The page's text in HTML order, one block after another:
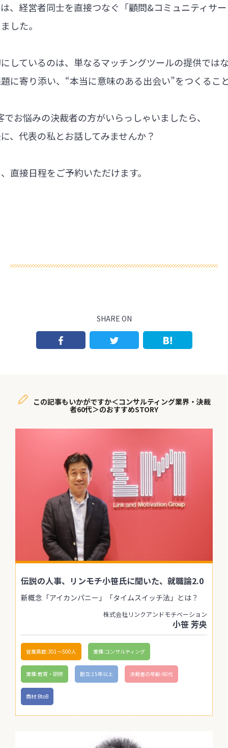
、経営者同士を直接つなぐ「顧問&コミュニティサ
した。
しているのは、単なるマッチングツールの提供では
に寄り添い、“本当に意味のある出会い”をつくるこ
お悩みの決裁者の方がいらっしゃいましたら、
、代表の私とお話してみませんか？
直接日程をご予約いただけます。
SHARE ON
この記事もいかがですか＜コンサルティング業界・決裁
者60代＞のおすすめSTORY
伝説の人事、リンモチ小笹氏に聞いた、就職論2.0
新概念「アイカンパニー」「タイムスイッチ法」とは？
株式会社リンクアンドモチベーション
小笹 芳央
従業員数:301〜500人 業種:コンサルティング
業種:教育・研修 創立:15年以上 決裁者の年齢:60代
商材:BtoB